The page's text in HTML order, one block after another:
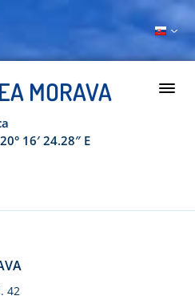
MORAVA
16′ 24.28″ E
42